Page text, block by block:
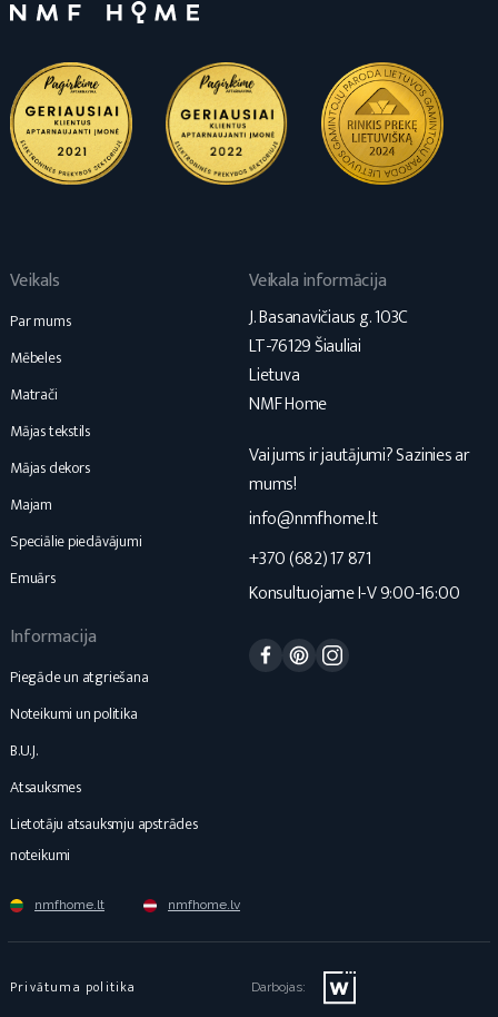
Veikals
Par mums
Mēbeles
Matrači
Mājas tekstils
Mājas dekors
Majam
Speciālie piedāvājumi
Emuārs
Informacija
Piegāde un atgriešana
Noteikumi un politika
B.U.J.
Atsauksmes
Lietotāju atsauksmju apstrādes
noteikumi
Veikala informācija
J. Basanavičiaus g. 103C
LT-76129 Šiauliai
Lietuva
NMF Home
Vai jums ir jautājumi? Sazinies ar
mums!
info@nmfhome.lt
+370 (682) 17 871
Konsultuojame I-V 9:00-16:00
Facebook
Pinterest
nmfhome.lt nmfhome.lv
Privātuma politika Darbojas: